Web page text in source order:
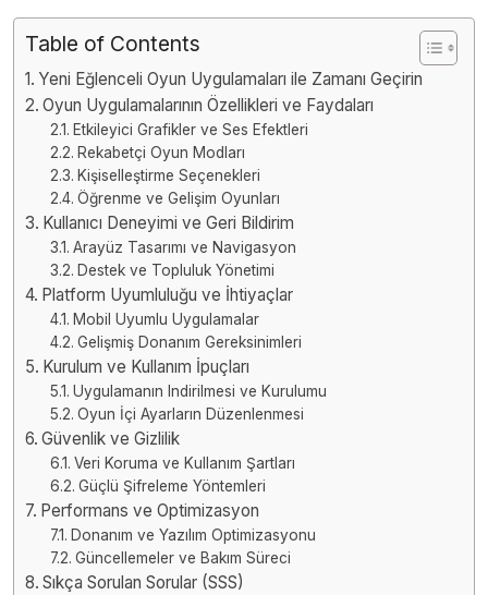
Table of Contents
Yeni Eğlenceli Oyun Uygulamaları ile Zamanı Geçirin
Oyun Uygulamalarının Özellikleri ve Faydaları
Etkileyici Grafikler ve Ses Efektleri
Rekabetçi Oyun Modları
Kişiselleştirme Seçenekleri
Öğrenme ve Gelişim Oyunları
Kullanıcı Deneyimi ve Geri Bildirim
Arayüz Tasarımı ve Navigasyon
Destek ve Topluluk Yönetimi
Platform Uyumluluğu ve İhtiyaçlar
Mobil Uyumlu Uygulamalar
Gelişmiş Donanım Gereksinimleri
Kurulum ve Kullanım İpuçları
Uygulamanın Indirilmesi ve Kurulumu
Oyun İçi Ayarların Düzenlenmesi
Güvenlik ve Gizlilik
Veri Koruma ve Kullanım Şartları
Güçlü Şifreleme Yöntemleri
Performans ve Optimizasyon
Donanım ve Yazılım Optimizasyonu
Güncellemeler ve Bakım Süreci
Sıkça Sorulan Sorular (SSS)